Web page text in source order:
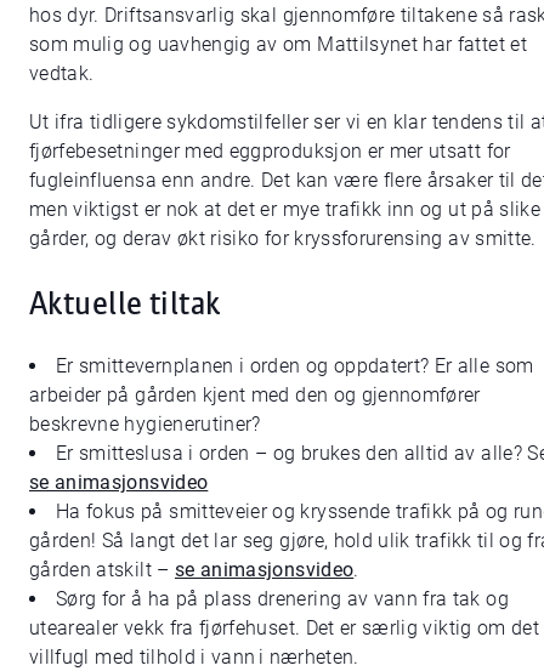
hos dyr. Driftsansvarlig skal gjennomføre tiltakene så
som mulig og uavhengig av om Mattilsynet har fattet et
vedtak.
Ut ifra tidligere sykdomstilfeller ser vi en klar tendens til
fjørfebesetninger med eggproduksjon er mer utsatt for
fugleinfluensa enn andre. Det kan være flere årsaker til
men viktigst er nok at det er mye trafikk inn og ut på slike
gårder, og derav økt risiko for kryssforurensing av smitte.
Aktuelle tiltak
Er smittevernplanen i orden og oppdatert? Er alle som
arbeider på gården kjent med den og gjennomfører
beskrevne hygienerutiner?
Er smitteslusa i orden – og brukes den alltid av alle?
se animasjonsvideo
Ha fokus på smitteveier og kryssende trafikk på og
gården! Så langt det lar seg gjøre, hold ulik trafikk til og
gården atskilt – se animasjonsvideo.
Sørg for å ha på plass drenering av vann fra tak og
utearealer vekk fra fjørfehuset. Det er særlig viktig om det
villfugl med tilhold i vann i nærheten.